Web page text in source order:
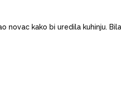
novac kako bi uredila kuhinju.